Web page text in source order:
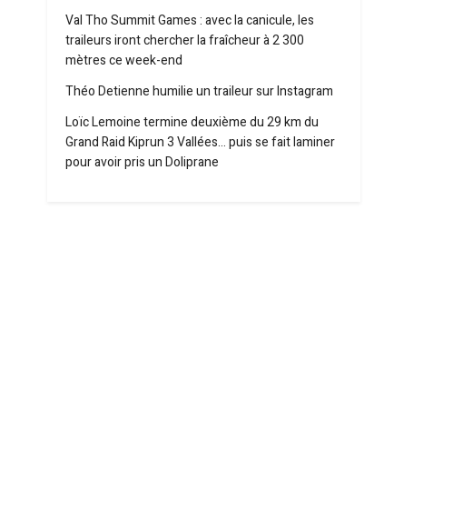
Val Tho Summit Games : avec la canicule, les
traileurs iront chercher la fraîcheur à 2 300
mètres ce week-end
Théo Detienne humilie un traileur sur Instagram
Loïc Lemoine termine deuxième du 29 km du
Grand Raid Kiprun 3 Vallées… puis se fait laminer
pour avoir pris un Doliprane